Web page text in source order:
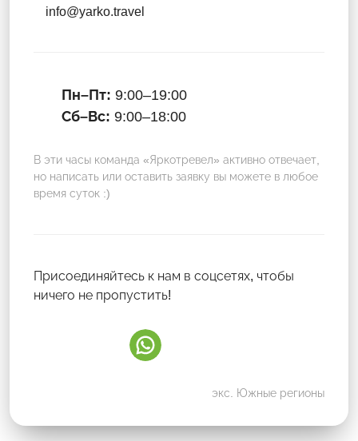
info@yarko.travel
Пн–Пт: 9:00–19:00
Сб–Вс: 9:00–18:00
В эти часы команда «Яркотревел» активно отвечает,
но написать или оставить заявку вы можете в любое
время суток :)
Присоединяйтесь к нам в соцсетях, чтобы
ничего не пропустить!
экс. Южные регионы